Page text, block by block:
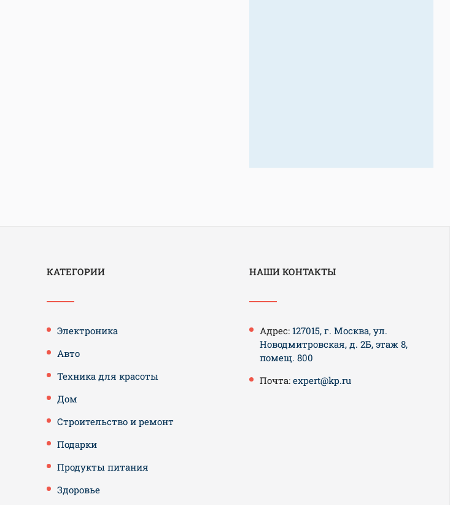
КАТЕГОРИИ
Электроника
Авто
Техника для красоты
Дом
Строительство и ремонт
Подарки
Продукты питания
Здоровье
НАШИ КОНТАКТЫ
Адрес: 127015, г. Москва, ул.
Новодмитровская, д. 2Б, этаж 8,
помещ. 800
Почта: expert@kp.ru